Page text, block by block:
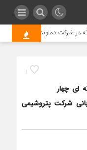
شرکت دماوند انرژی عسلویه یک فوتی و ۲
1
ای چهار
شرکت پتروشیمی